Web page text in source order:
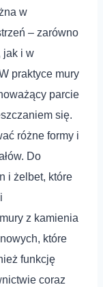
w
– zarówno
jak i w
praktyce mury
parcie
się.
różne formy i
Do
i żelbet, które
z kamienia
które
funkcję
coraz